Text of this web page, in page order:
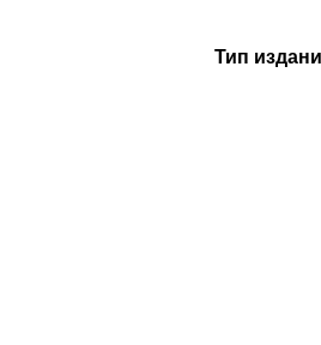
Тип